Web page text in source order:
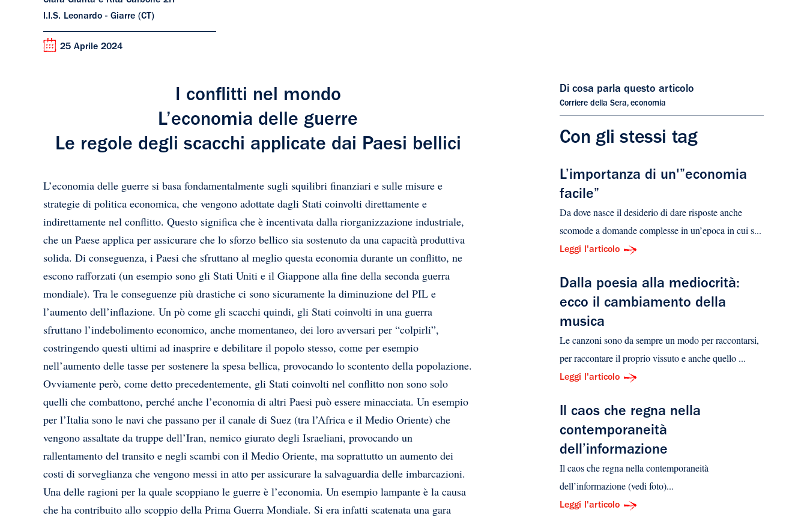
I.I.S. Leonardo - Giarre (CT)
25 Aprile 2024
I conflitti nel mondo
L’economia delle guerre
Le regole degli scacchi applicate dai Paesi bellici
L’economia delle guerre si basa fondamentalmente sugli squilibri finanziari e sulle misure e
strategie di politica economica, che vengono adottate dagli Stati coinvolti direttamente e
indirettamente nel conflitto. Questo significa che è incentivata dalla riorganizzazione industriale,
che un Paese applica per assicurare che lo sforzo bellico sia sostenuto da una capacità produttiva
solida. Di conseguenza, i Paesi che sfruttano al meglio questa economia durante un conflitto, ne
escono rafforzati (un esempio sono gli Stati Uniti e il Giappone alla fine della seconda guerra
mondiale). Tra le conseguenze più drastiche ci sono sicuramente la diminuzione del PIL e
l’aumento dell’inflazione. Un pò come gli scacchi quindi, gli Stati coinvolti in una guerra
sfruttano l’indebolimento economico, anche momentaneo, dei loro avversari per “colpirli”,
costringendo questi ultimi ad inasprire e debilitare il popolo stesso, come per esempio
nell’aumento delle tasse per sostenere la spesa bellica, provocando lo scontento della popolazione.
Ovviamente però, come detto precedentemente, gli Stati coinvolti nel conflitto non sono solo
quelli che combattono, perché anche l’economia di altri Paesi può essere minacciata. Un esempio
per l’Italia sono le navi che passano per il canale di Suez (tra l’Africa e il Medio Oriente) che
vengono assaltate da truppe dell’Iran, nemico giurato degli Israeliani, provocando un
rallentamento del transito e negli scambi con il Medio Oriente, ma soprattutto un aumento dei
costi di sorveglianza che vengono messi in atto per assicurare la salvaguardia delle imbarcazioni.
Una delle ragioni per la quale scoppiano le guerre è l’economia. Un esempio lampante è la causa
che ha contribuito allo scoppio della Prima Guerra Mondiale. Si era infatti scatenata una gara
Di cosa parla questo articolo
Corriere della Sera, economia
Con gli stessi tag
L’importanza di un'”economia
facile”
Da dove nasce il desiderio di dare risposte anche
scomode a domande complesse in un’epoca in cui s...
Leggi l'articolo
Dalla poesia alla mediocrità:
ecco il cambiamento della
musica
Le canzoni sono da sempre un modo per raccontarsi,
per raccontare il proprio vissuto e anche quello ...
Leggi l'articolo
Il caos che regna nella
contemporaneità
dell’informazione
Il caos che regna nella contemporaneità
dell’informazione (vedi foto)...
Leggi l'articolo